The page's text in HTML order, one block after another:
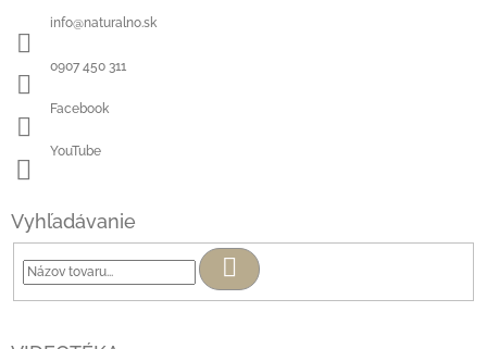
info@naturalno.sk
0907 450 311
Facebook
YouTube
Vyhľadávanie
Hľadať